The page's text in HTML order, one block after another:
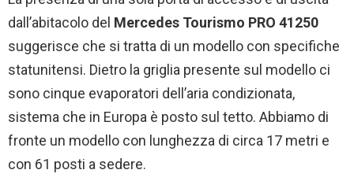
dall’abitacolo del Mercedes Tourismo PRO 41250
suggerisce che si tratta di un modello con specifiche
statunitensi. Dietro la griglia presente sul modello ci
sono cinque evaporatori dell’aria condizionata,
sistema che in Europa è posto sul tetto. Abbiamo di
fronte un modello con lunghezza di circa 17 metri e
con 61 posti a sedere.